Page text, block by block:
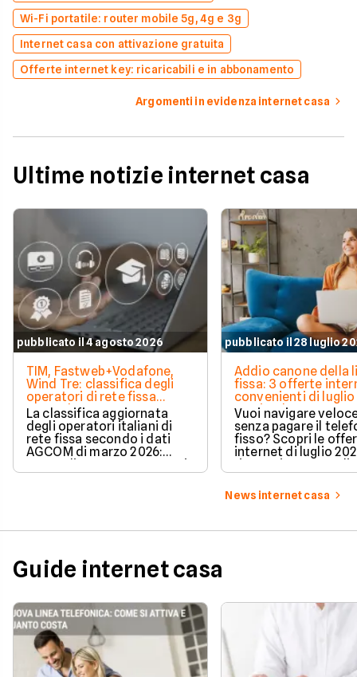
Wi-Fi portatile: router mobile 5g, 4g e 3g
Internet casa con attivazione gratuita
Offerte internet key: ricaricabili e in abbonamento
Argomenti in evidenza internet casa
Ultime notizie internet casa
pubblicato il 4 agosto 2026
TIM, Fastweb+Vodafone,
Wind Tre: classifica degli
operatori di rete fissa
secondo AGCOM
La classifica aggiornata
degli operatori italiani di
rete fissa secondo i dati
AGCOM di marzo 2026:
quote di mercato, sorpassi
e new entry.
pubblicato il 28 luglio
Addio canone della
fissa: 3 offerte
convenienti di luglio
partire da 19,95€
Vuoi navigare
senza pagare il
fisso? Scopri le
internet di luglio
risparmiare e
tariffa perfetta per
News internet casa
Guide internet casa